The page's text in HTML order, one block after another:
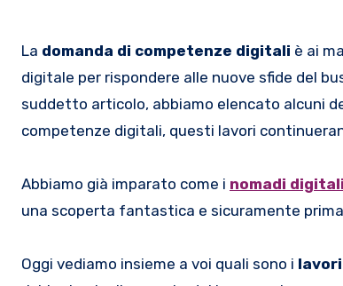
La domanda di competenze digitali è ai
digitale per rispondere alle nuove sfide del
suddetto articolo, abbiamo elencato alcuni
competenze digitali, questi lavori
Abbiamo già imparato come i nomadi digitali
una scoperta fantastica e sicuramente
Oggi vediamo insieme a voi quali sono i